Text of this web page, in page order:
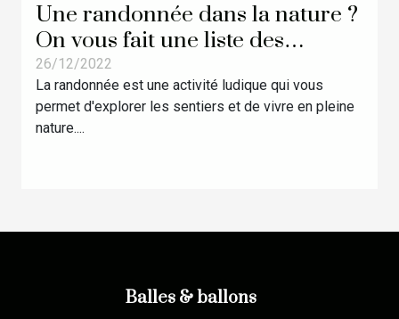
Une randonnée dans la nature ?
On vous fait une liste des
équipements dont vous aurez
besoin
26/12/2022
La randonnée est une activité ludique qui vous
permet d'explorer les sentiers et de vivre en pleine
nature....
Balles & ballons